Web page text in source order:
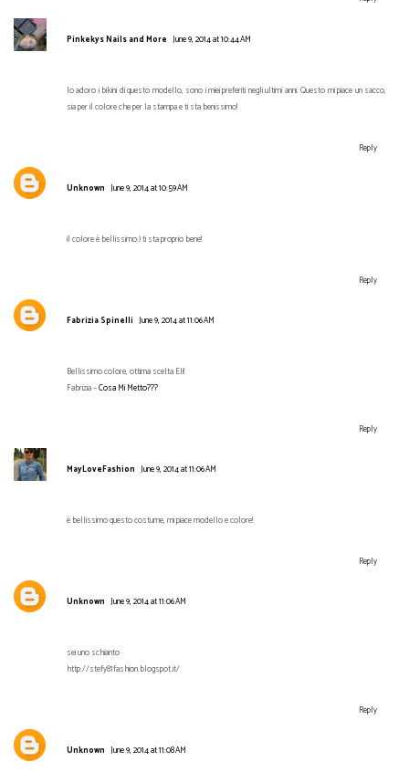
Pinkekys Nails and More June 9, 2014 at 10:44 AM
Io adoro i bikini di questo modello, sono i miei preferiti negli ultimi anni. Questo mi piace un sacco,
sia per il colore che per la stampa e ti sta benissimo!
Reply
Unknown June 9, 2014 at 10:59 AM
il colore è bellissimo:) ti sta proprio bene!
Reply
Fabrizia Spinelli June 9, 2014 at 11:06 AM
Bellissimo colore, ottima scelta Eli!
Fabrizia –Cosa Mi Metto???
Reply
MayLoveFashion June 9, 2014 at 11:06 AM
è bellissimo questo costume, mi piace modello e colore!
Reply
Unknown June 9, 2014 at 11:06 AM
sei uno schianto
http://stefy81fashion.blogspot.it/
Reply
Unknown June 9, 2014 at 11:08 AM